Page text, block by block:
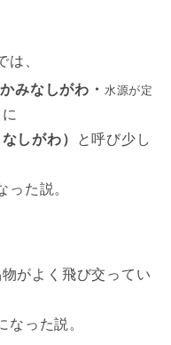
は、
みなしがわ・ 水源が定
に
しがわ）
と呼び少し
った説。
がよく飛び交ってい
なった説。